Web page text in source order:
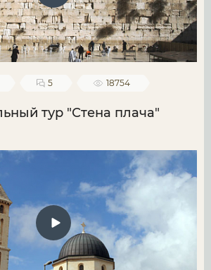
5 18754
тур "Стена плача"